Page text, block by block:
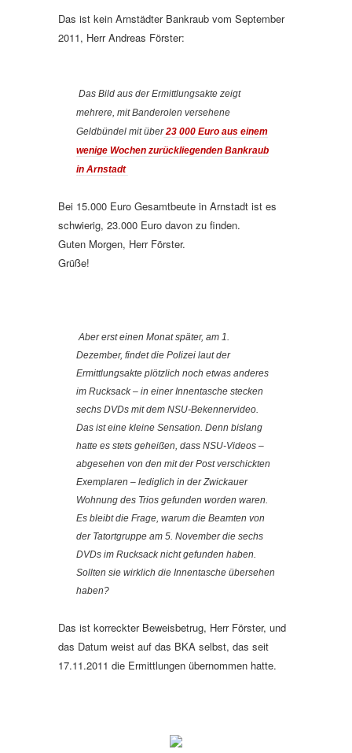
Das ist kein Arnstädter Bankraub vom September
2011, Herr Andreas Förster:
Das Bild aus der Ermittlungsakte zeigt
mehrere, mit Banderolen versehene
Geldbündel mit über23 000 Euro aus einem
wenige Wochen zurückliegenden Bankraub
in Arnstadt
Bei 15.000 Euro Gesamtbeute in Arnstadt ist es
schwierig, 23.000 Euro davon zu finden.
Guten Morgen, Herr Förster.
Grüße!
Aber erst einen Monat später, am 1.
Dezember, findet die Polizei laut der
Ermittlungsakte plötzlich noch etwas anderes
im Rucksack – in einer Innentasche stecken
sechs DVDs mit dem NSU-Bekennervideo.
Das ist eine kleine Sensation. Denn bislang
hatte es stets geheißen, dass NSU-Videos –
abgesehen von den mit der Post verschickten
Exemplaren – lediglich in der Zwickauer
Wohnung des Trios gefunden worden waren.
Es bleibt die Frage, warum die Beamten von
der Tatortgruppe am 5. November die sechs
DVDs im Rucksack nicht gefunden haben.
Sollten sie wirklich die Innentasche übersehen
haben?
Das ist korreckter Beweisbetrug, Herr Förster, und
das Datum weist auf das BKA selbst, das seit
17.11.2011 die Ermittlungen übernommen hatte.